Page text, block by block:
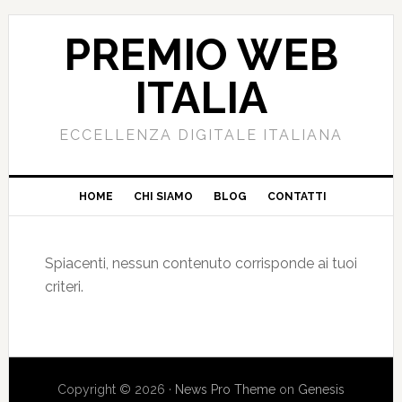
PREMIO WEB
ITALIA
ECCELLENZA DIGITALE ITALIANA
HOME CHI SIAMO BLOG CONTATTI
Spiacenti, nessun contenuto corrisponde ai tuoi
criteri.
Copyright © 2026 · News Pro Themeon Genesis